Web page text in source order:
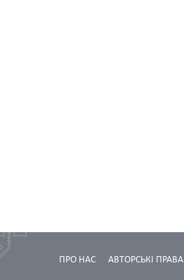
АВТОРСЬКІ ПРАВА
ПРО НАС